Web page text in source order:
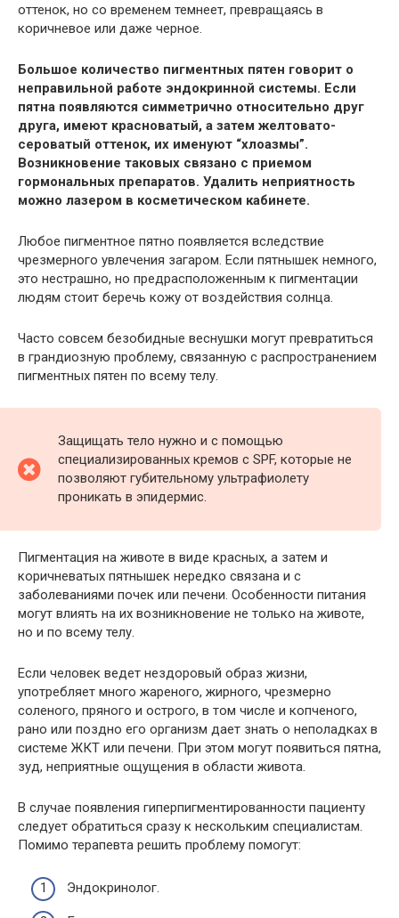
оттенок, но со временем темнеет, превращаясь в
коричневое или даже черное.
Большое количество пигментных пятен говорит о
неправильной работе эндокринной системы. Если
пятна появляются симметрично относительно друг
друга, имеют красноватый, а затем желтовато-
сероватый оттенок, их именуют “хлоазмы”.
Возникновение таковых связано с приемом
гормональных препаратов. Удалить неприятность
можно лазером в косметическом кабинете.
Любое пигментное пятно появляется вследствие
чрезмерного увлечения загаром. Если пятнышек немного,
это нестрашно, но предрасположенным к пигментации
людям стоит беречь кожу от воздействия солнца.
Часто совсем безобидные веснушки могут превратиться
в грандиозную проблему, связанную с распространением
пигментных пятен по всему телу.
Защищать тело нужно и с помощью
специализированных кремов с SPF, которые не
позволяют губительному ультрафиолету
проникать в эпидермис.
Пигментация на животе в виде красных, а затем и
коричневатых пятнышек нередко связана и с
заболеваниями почек или печени. Особенности питания
могут влиять на их возникновение не только на животе,
но и по всему телу.
Если человек ведет нездоровый образ жизни,
употребляет много жареного, жирного, чрезмерно
соленого, пряного и острого, в том числе и копченого,
рано или поздно его организм дает знать о неполадках в
системе ЖКТ или печени. При этом могут появиться пятна,
зуд, неприятные ощущения в области живота.
В случае появления гиперпигментированности пациенту
следует обратиться сразу к нескольким специалистам.
Помимо терапевта решить проблему помогут:
Эндокринолог.